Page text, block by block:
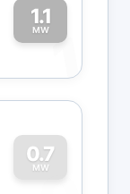
1.1
MW1
0.7
MW